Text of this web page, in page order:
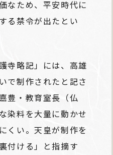
なため、平安時代に
る禁令が出たとい
寺略記」には、高雄
で制作されたと記さ
豊・教育室長（仏
染料を大量に動かせ
くい。天皇が制作を
付ける」と指摘す